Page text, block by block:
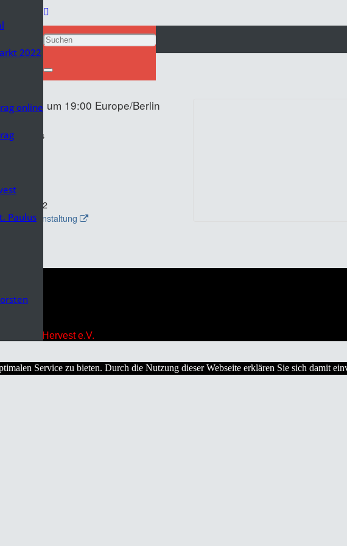
2022
online
Paulus
2026 um 19:00 Europe/Berlin
Tennis
Bikowski
20320112
der Veranstaltung
Dorf-Hervest e.V.
Service zu bieten. Durch die Nutzung dieser Webseite erklären Sie sich damit